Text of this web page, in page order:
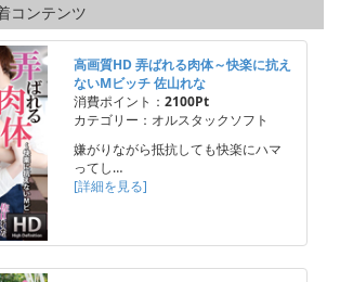
コンテンツ
高画質HD 弄ばれる肉体～快楽に抗え
ないMビッチ 佐山れな
消費ポイント： 2100Pt
カテゴリー：オルスタックソフト
嫌がりながら抵抗しても快楽にハマ
ってし…
[詳細を見る]